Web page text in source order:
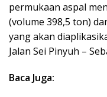
permukaan aspal
(volume 398,5 ton)
yang akan
Jalan Sei Pinyuh –
Baca Juga: